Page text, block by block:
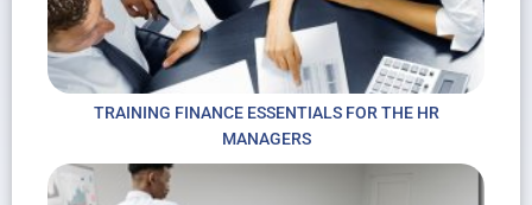
TRAINING FINANCE ESSENTIALS FOR THE HR
MANAGERS